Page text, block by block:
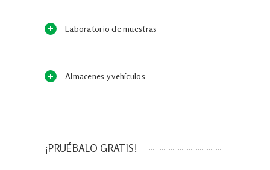
Laboratorio de muestras
Almacenes y vehículos
¡PRUÉBALO GRATIS!